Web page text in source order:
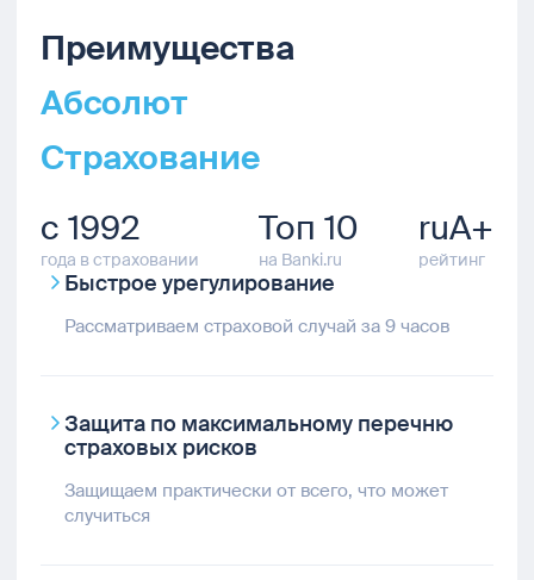
Преимущества
Абсолют
Страхование
с 1992
года в страховании
Топ 10
на Banki.ru
ruA+
рейтинг
Быстрое урегулирование
Рассматриваем страховой случай за 9 часов
Защита по максимальному перечню
страховых рисков
Защищаем практически от всего, что может
случиться